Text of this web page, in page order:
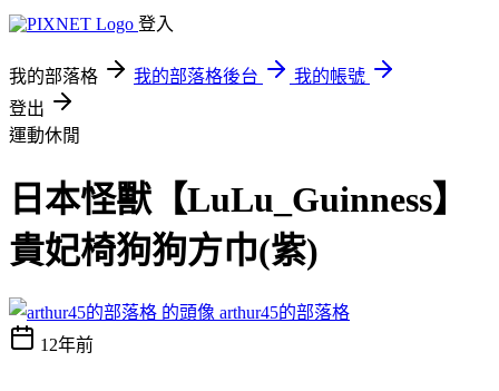
登入
我的部落格 我的部落格後台
我的帳號
登出
運動休閒
日本怪獸【LuLu_Guinness】
貴妃椅狗狗方巾(紫)
arthur45的部落格
12年前